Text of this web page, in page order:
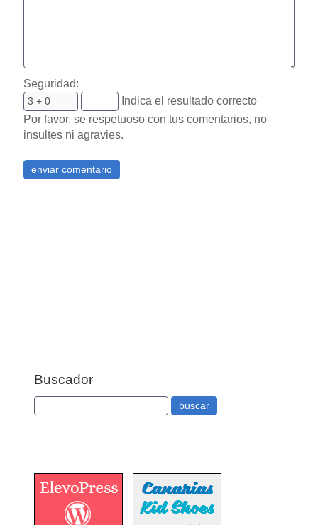
Seguridad:
Indica el resultado correcto
Por favor, se respetuoso con tus comentarios, no
insultes ni agravies.
Buscador